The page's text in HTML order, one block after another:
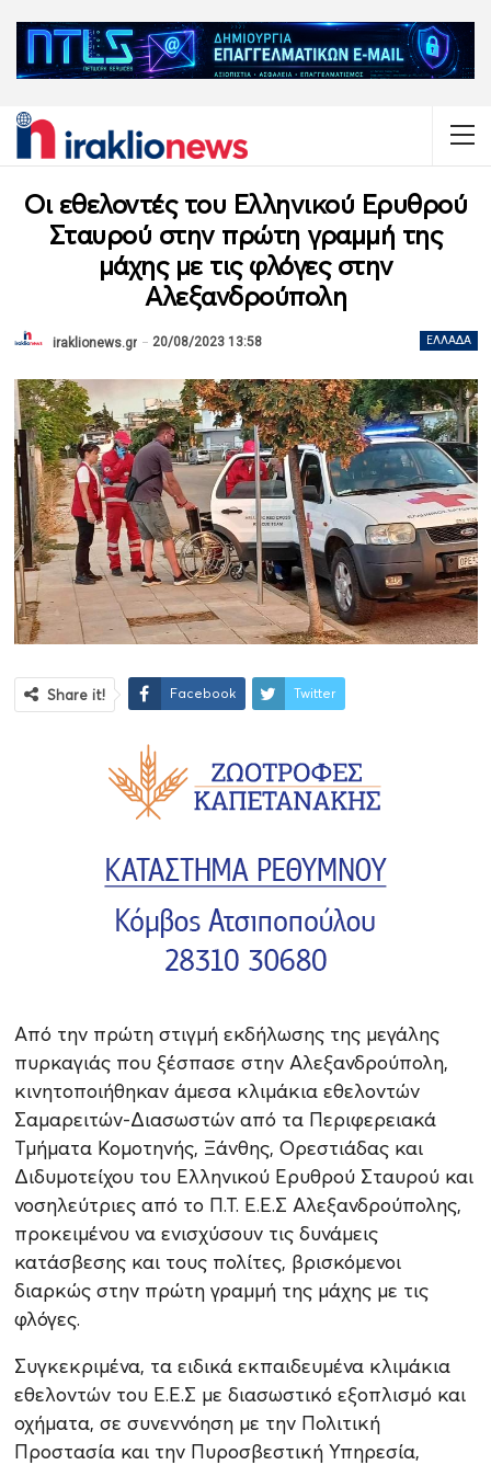
Οι εθελοντές του Ελληνικού Ερυθρού
Σταυρού στην πρώτη γραμμή της
μάχης με τις φλόγες στην
Αλεξανδρούπολη
ΕΛΛΆΔΑ
iraklionews.gr 20/08/2023 13:58
Share it! Facebook Twitter
Από την πρώτη στιγμή εκδήλωσης της μεγάλης
πυρκαγιάς που ξέσπασε στην Αλεξανδρούπολη,
κινητοποιήθηκαν άμεσα κλιμάκια εθελοντών
Σαμαρειτών-Διασωστών από τα Περιφερειακά
Τμήματα Κομοτηνής, Ξάνθης, Ορεστιάδας και
Διδυμοτείχου του Ελληνικού Ερυθρού Σταυρού και
νοσηλεύτριες από το Π.Τ. Ε.Ε.Σ Αλεξανδρούπολης,
προκειμένου να ενισχύσουν τις δυνάμεις
κατάσβεσης και τους πολίτες, βρισκόμενοι
διαρκώς στην πρώτη γραμμή της μάχης με τις
φλόγες.
Συγκεκριμένα, τα ειδικά εκπαιδευμένα κλιμάκια
εθελοντών του Ε.Ε.Σ με διασωστικό εξοπλισμό και
οχήματα, σε συνεννόηση με την Πολιτική
Προστασία και την Πυροσβεστική Υπηρεσία,